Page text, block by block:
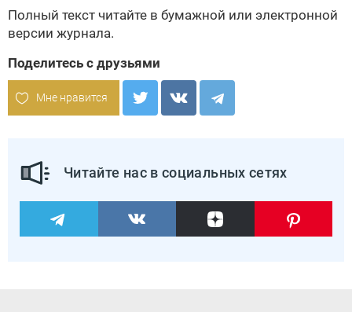
Полный текст читайте в бумажной или электронной
версии журнала.
Поделитесь с друзьями
Мне нравится
Читайте нас в социальных сетях